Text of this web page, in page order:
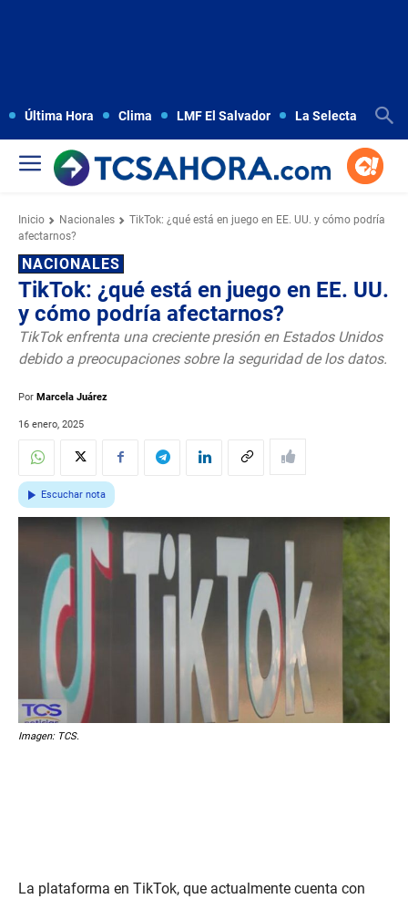
Última Hora Clima LMF El Salvador La Selecta
Inicio Nacionales
TikTok: ¿qué está en juego en EE. UU. y cómo podría
afectarnos?
NACIONALES
TikTok: ¿qué está en juego en EE. UU.
y cómo podría afectarnos?
TikTok enfrenta una creciente presión en Estados Unidos
debido a preocupaciones sobre la seguridad de los datos.
Por Marcela Juárez
16 enero, 2025
Escuchar nota
Imagen: TCS.
La plataforma en TikTok, que actualmente cuenta con